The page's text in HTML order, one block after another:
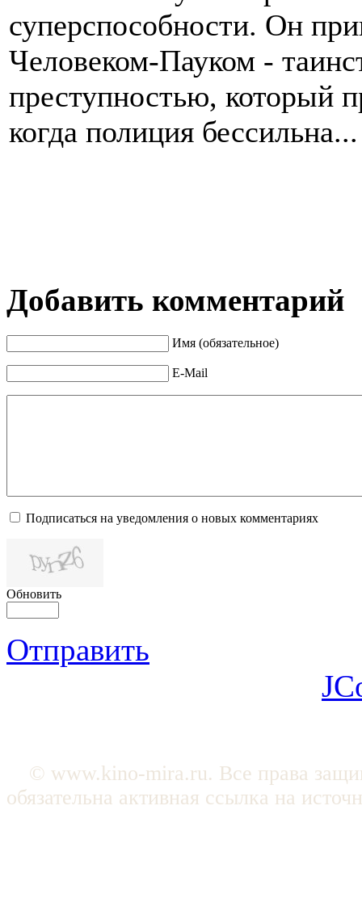
суперспособности. Он
Человеком-Пауком -
преступностью, который
когда полиция бессильна...
Добавить комментарий
Имя (обязательное)
E-Mail
Подписаться на уведомления о новых комментариях
Обновить
Отправить
© www.kino-mira.ru. Все права
обязательна активная ссылка на